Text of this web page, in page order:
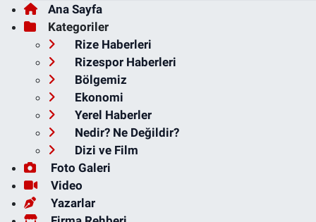
Ana Sayfa
Kategoriler
Rize Haberleri
Rizespor Haberleri
Bölgemiz
Ekonomi
Yerel Haberler
Nedir? Ne Değildir?
Dizi ve Film
Foto Galeri
Video
Yazarlar